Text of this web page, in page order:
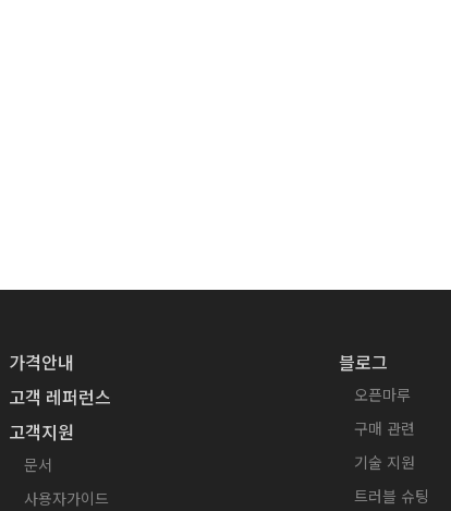
가격안내
고객 레퍼런스
고객지원
문서
사용자가이드
블로그
오픈마루
구매 관련
기술 지원
트러블 슈팅